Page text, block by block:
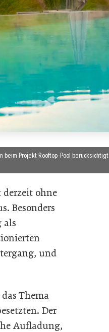
Projekt Rooftop-Pool berücksichtigt
ohne
Besonders
als
und
Thema
Der
Aufladung,